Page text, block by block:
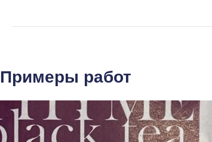
Примеры работ